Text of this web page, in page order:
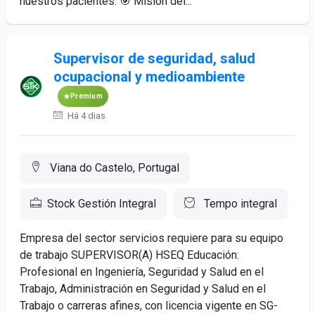
Supervisor de seguridad, salud
ocupacional y medioambiente
Premium
Há 4 dias
Viana do Castelo, Portugal
Stock Gestión Integral Tempo integral
Empresa del sector servicios requiere para su equipo
de trabajo SUPERVISOR(A) HSEQ Educación:
Profesional en Ingeniería, Seguridad y Salud en el
Trabajo, Administración en Seguridad y Salud en el
Trabajo o carreras afines, con licencia vigente en SG-